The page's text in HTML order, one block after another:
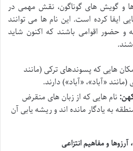
و گویش های گوناگون، نقش مهمی در
ایفا کرده است. این نام ها می توانند
و حضور اقوامی باشند که اکنون شاید
هایی که پسوندهای ترکی (مانند
«آباد»، «آباد») دارند.
نام هایی که از زبان های منقرض
به یادگار مانده اند و ریشه یابی آن
و مفاهیم انتزاعی